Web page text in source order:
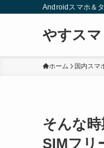
Androidスマホ＆
やすスマ
ホーム 国内スマ
そんな
SIMフリ